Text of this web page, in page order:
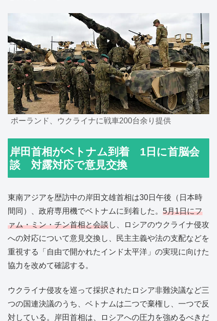
ポーランド、ウクライナに戦車200台余り提供
岸田首相がベトナム到着 1日に首脳会
談 対露対応で意見交換
東南アジアを歴訪中の岸田文雄首相は30日午後（日本時
間同）、政府専用機でベトナムに到着した。 5月1日にフ
ァム・ミン・チン首相と会談し、ロシアのウクライナ侵攻
への対応について意見交換し、民主主義や法の支配などを
重視する「自由で開かれたインド太平洋」の実現に向けた
協力を改めて確認する。
ウクライナ侵攻を巡って採択されたロシア非難決議など三
つの国連決議のうち、ベトナムは二つで棄権し、一つで反
対している。岸田首相は、ロシアへの圧力を強めるべきだ